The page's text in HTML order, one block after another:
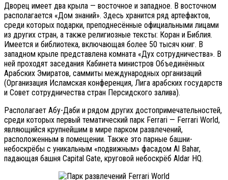
Дворец имеет два крыла — восточное и западное. В восточном
располагается «Дом знаний». Здесь хранится ряд артефактов,
среди которых подарки, преподнесённые официальными лицами
из других стран, а также религиозные тексты: Коран и Библия.
Имеется и библиотека, включающая более 50 тысяч книг. В
западном крыле представлена комната «Дух сотрудничества». В
ней проходят заседания Кабинета министров Объединённых
Арабских Эмиратов, саммиты международных организаций
(Организация Исламская конференция, Лига арабских государств
и Совет сотрудничества стран Персидского залива).
Располагает Абу-Даби и рядом других достопримечательностей,
среди которых первый тематический парк Ferrari — Ferrari World,
являющийся крупнейшим в мире парком развлечений,
расположенным в помещении. Также это парные башни-
небоскрёбы с уникальным «подвижным» фасадом Al Bahar,
падающая башня Capital Gate, круговой небоскрёб Aldar HQ.